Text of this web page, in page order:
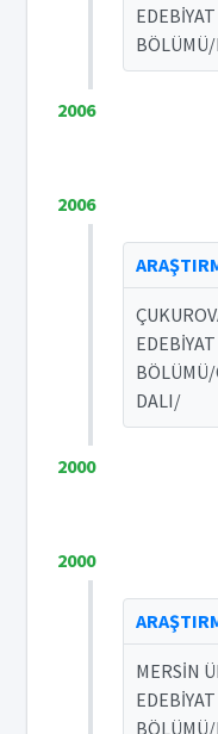
2006
2006
DALI/
2000
2000
MERSİN